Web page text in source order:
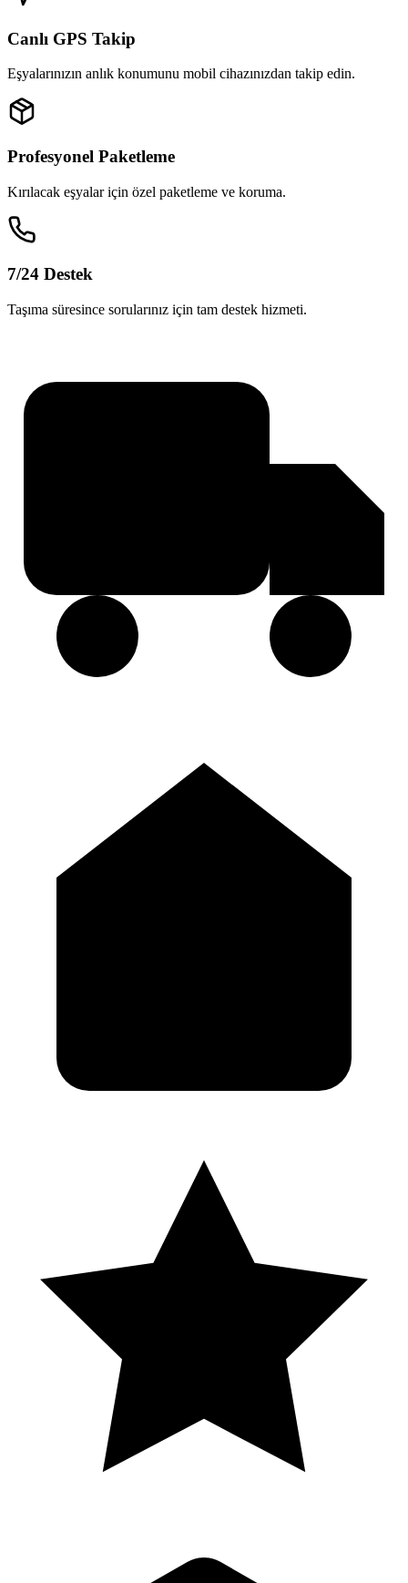
Canlı GPS Takip
Eşyalarınızın anlık konumunu mobil cihazınızdan takip edin.
Profesyonel Paketleme
Kırılacak eşyalar için özel paketleme ve koruma.
7/24 Destek
Taşıma süresince sorularınız için tam destek hizmeti.